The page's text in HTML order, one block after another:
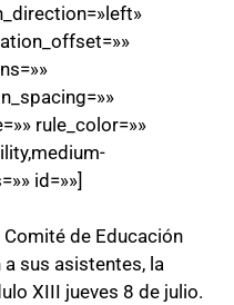
rule_color=»»
id=»»]
de Educación
sus asistentes, la
XIII jueves 8 de julio.